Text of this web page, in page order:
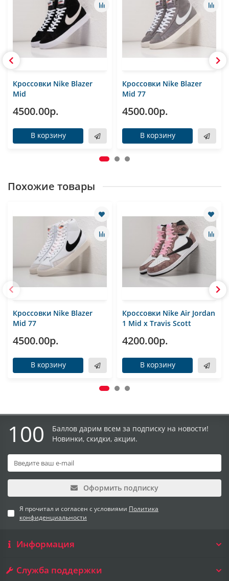
Кроссовки Nike Blazer
Mid
4500.00р.
В корзину
Кроссовки Nike Blazer
Mid 77
4500.00р.
В корзину
Похожие товары
Кроссовки Nike Blazer
Mid 77
4500.00р.
В корзину
Кроссовки Nike Air Jordan
1 Mid x Travis Scott
4200.00р.
В корзину
100
Баллов дарим всем за подписку на новости!
Новинки, скидки, акции.
Оформить подписку
Я прочитал и согласен с условиями Политика
конфиденциальности
Информация
Служба поддержки